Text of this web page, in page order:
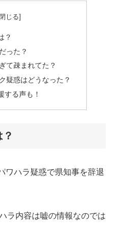
？
った？
て疎まれてた？
疑惑はどうなった？
する声も！
ワハラ疑惑で県知事を辞退
ラ内容は嘘の情報なのでは